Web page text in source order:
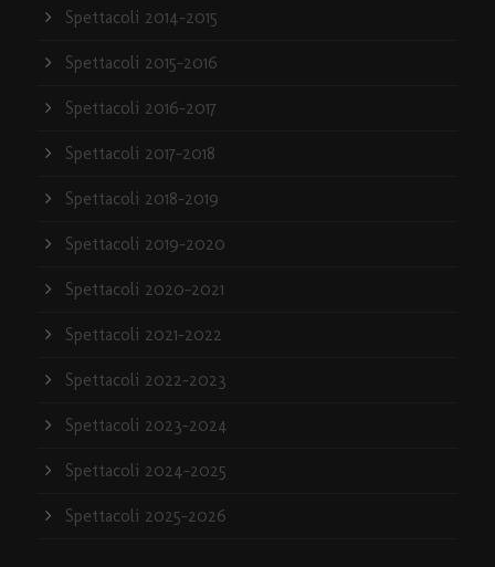
Spettacoli 2014-2015
Spettacoli 2015-2016
Spettacoli 2016-2017
Spettacoli 2017-2018
Spettacoli 2018-2019
Spettacoli 2019-2020
Spettacoli 2020-2021
Spettacoli 2021-2022
Spettacoli 2022-2023
Spettacoli 2023-2024
Spettacoli 2024-2025
Spettacoli 2025-2026